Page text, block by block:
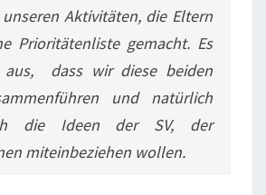
Aktivitäten, die Eltern
Prioritätenliste gemacht. Es
dass wir diese beiden
und natürlich
die Ideen der SV, der
miteinbeziehen wollen.